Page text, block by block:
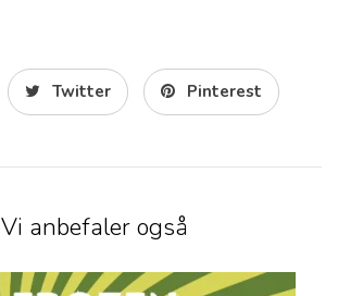
Twitter Pinterest
Vi anbefaler også